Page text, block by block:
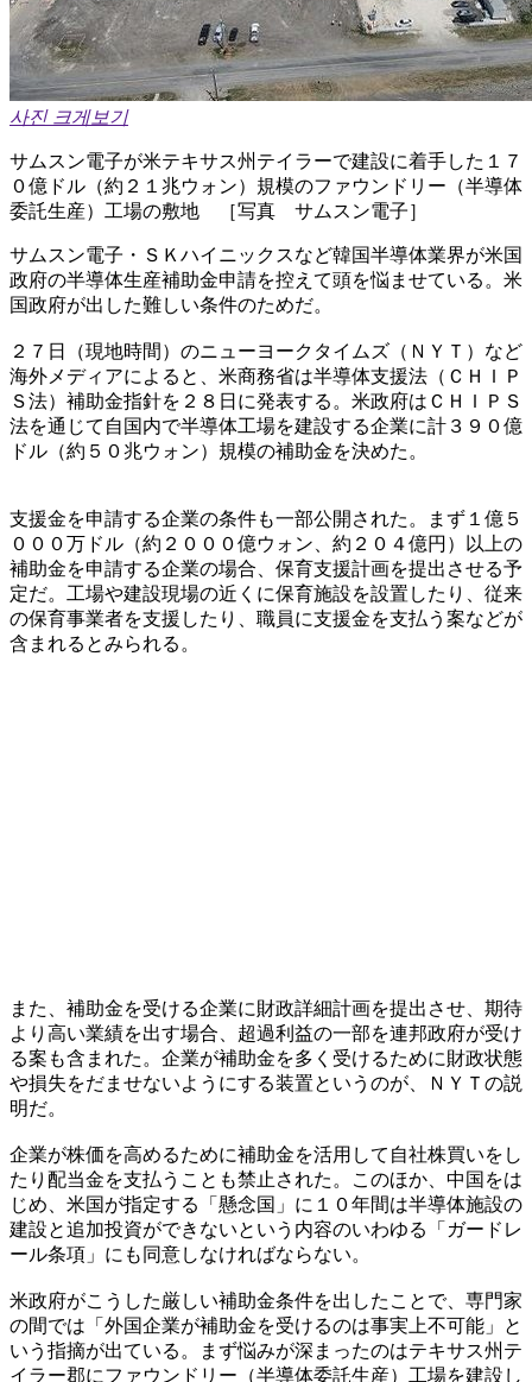
사진 크게보기
サムスン電子が米テキサス州テイラーで建設に着手した１７
０億ドル（約２１兆ウォン）規模のファウンドリー（半導体
委託生産）工場の敷地 ［写真 サムスン電子］
サムスン電子・ＳＫハイニックスなど韓国半導体業界が米国
政府の半導体生産補助金申請を控えて頭を悩ませている。米
国政府が出した難しい条件のためだ。
２７日（現地時間）のニューヨークタイムズ（ＮＹＴ）など
海外メディアによると、米商務省は半導体支援法（ＣＨＩＰ
Ｓ法）補助金指針を２８日に発表する。米政府はＣＨＩＰＳ
法を通じて自国内で半導体工場を建設する企業に計３９０億
ドル（約５０兆ウォン）規模の補助金を決めた。
支援金を申請する企業の条件も一部公開された。まず１億５
０００万ドル（約２０００億ウォン、約２０４億円）以上の
補助金を申請する企業の場合、保育支援計画を提出させる予
定だ。工場や建設現場の近くに保育施設を設置したり、従来
の保育事業者を支援したり、職員に支援金を支払う案などが
含まれるとみられる。
また、補助金を受ける企業に財政詳細計画を提出させ、期待
より高い業績を出す場合、超過利益の一部を連邦政府が受け
る案も含まれた。企業が補助金を多く受けるために財政状態
や損失をだませないようにする装置というのが、ＮＹＴの説
明だ。
企業が株価を高めるために補助金を活用して自社株買いをし
たり配当金を支払うことも禁止された。このほか、中国をは
じめ、米国が指定する「懸念国」に１０年間は半導体施設の
建設と追加投資ができないという内容のいわゆる「ガードレ
ール条項」にも同意しなければならない。
米政府がこうした厳しい補助金条件を出したことで、専門家
の間では「外国企業が補助金を受けるのは事実上不可能」と
いう指摘が出ている。まず悩みが深まったのはテキサス州テ
イラー郡にファウンドリー（半導体委託生産）工場を建設し